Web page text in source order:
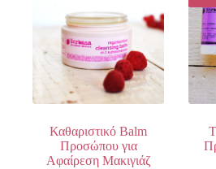
Καθαριστικό Balm
Προσώπου για
Αφαίρεση Μακιγιάζ